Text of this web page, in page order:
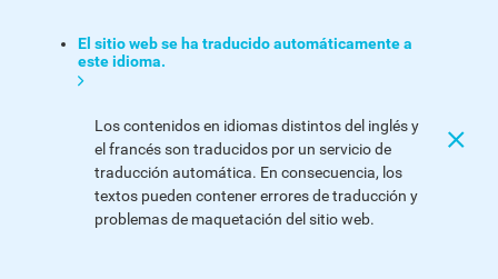
El sitio web se ha traducido automáticamente a
este idioma.
Los contenidos en idiomas distintos del inglés y
el francés son traducidos por un servicio de
traducción automática. En consecuencia, los
textos pueden contener errores de traducción y
problemas de maquetación del sitio web.